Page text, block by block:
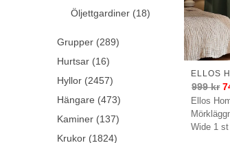
Ellos
Wide 1
ELLOS
999kr
Öljettgardiner (18)
Grupper (289)
Hurtsar (16)
Hyllor (2457)
Hängare (473)
Kaminer (137)
Krukor (1824)